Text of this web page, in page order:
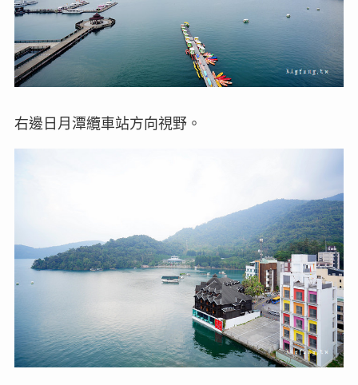
右邊日月潭纜車站方向視野。